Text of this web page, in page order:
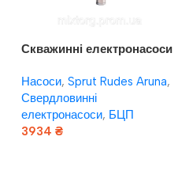
Скважинні електронасоси
“Насоси+” БЦП 1,8-42У*
(муфта, кабель 2 м)
комплектація “В”
Насоси, Sprut Rudes Aruna,
Свердловинні
електронасоси, БЦП
3934 ₴